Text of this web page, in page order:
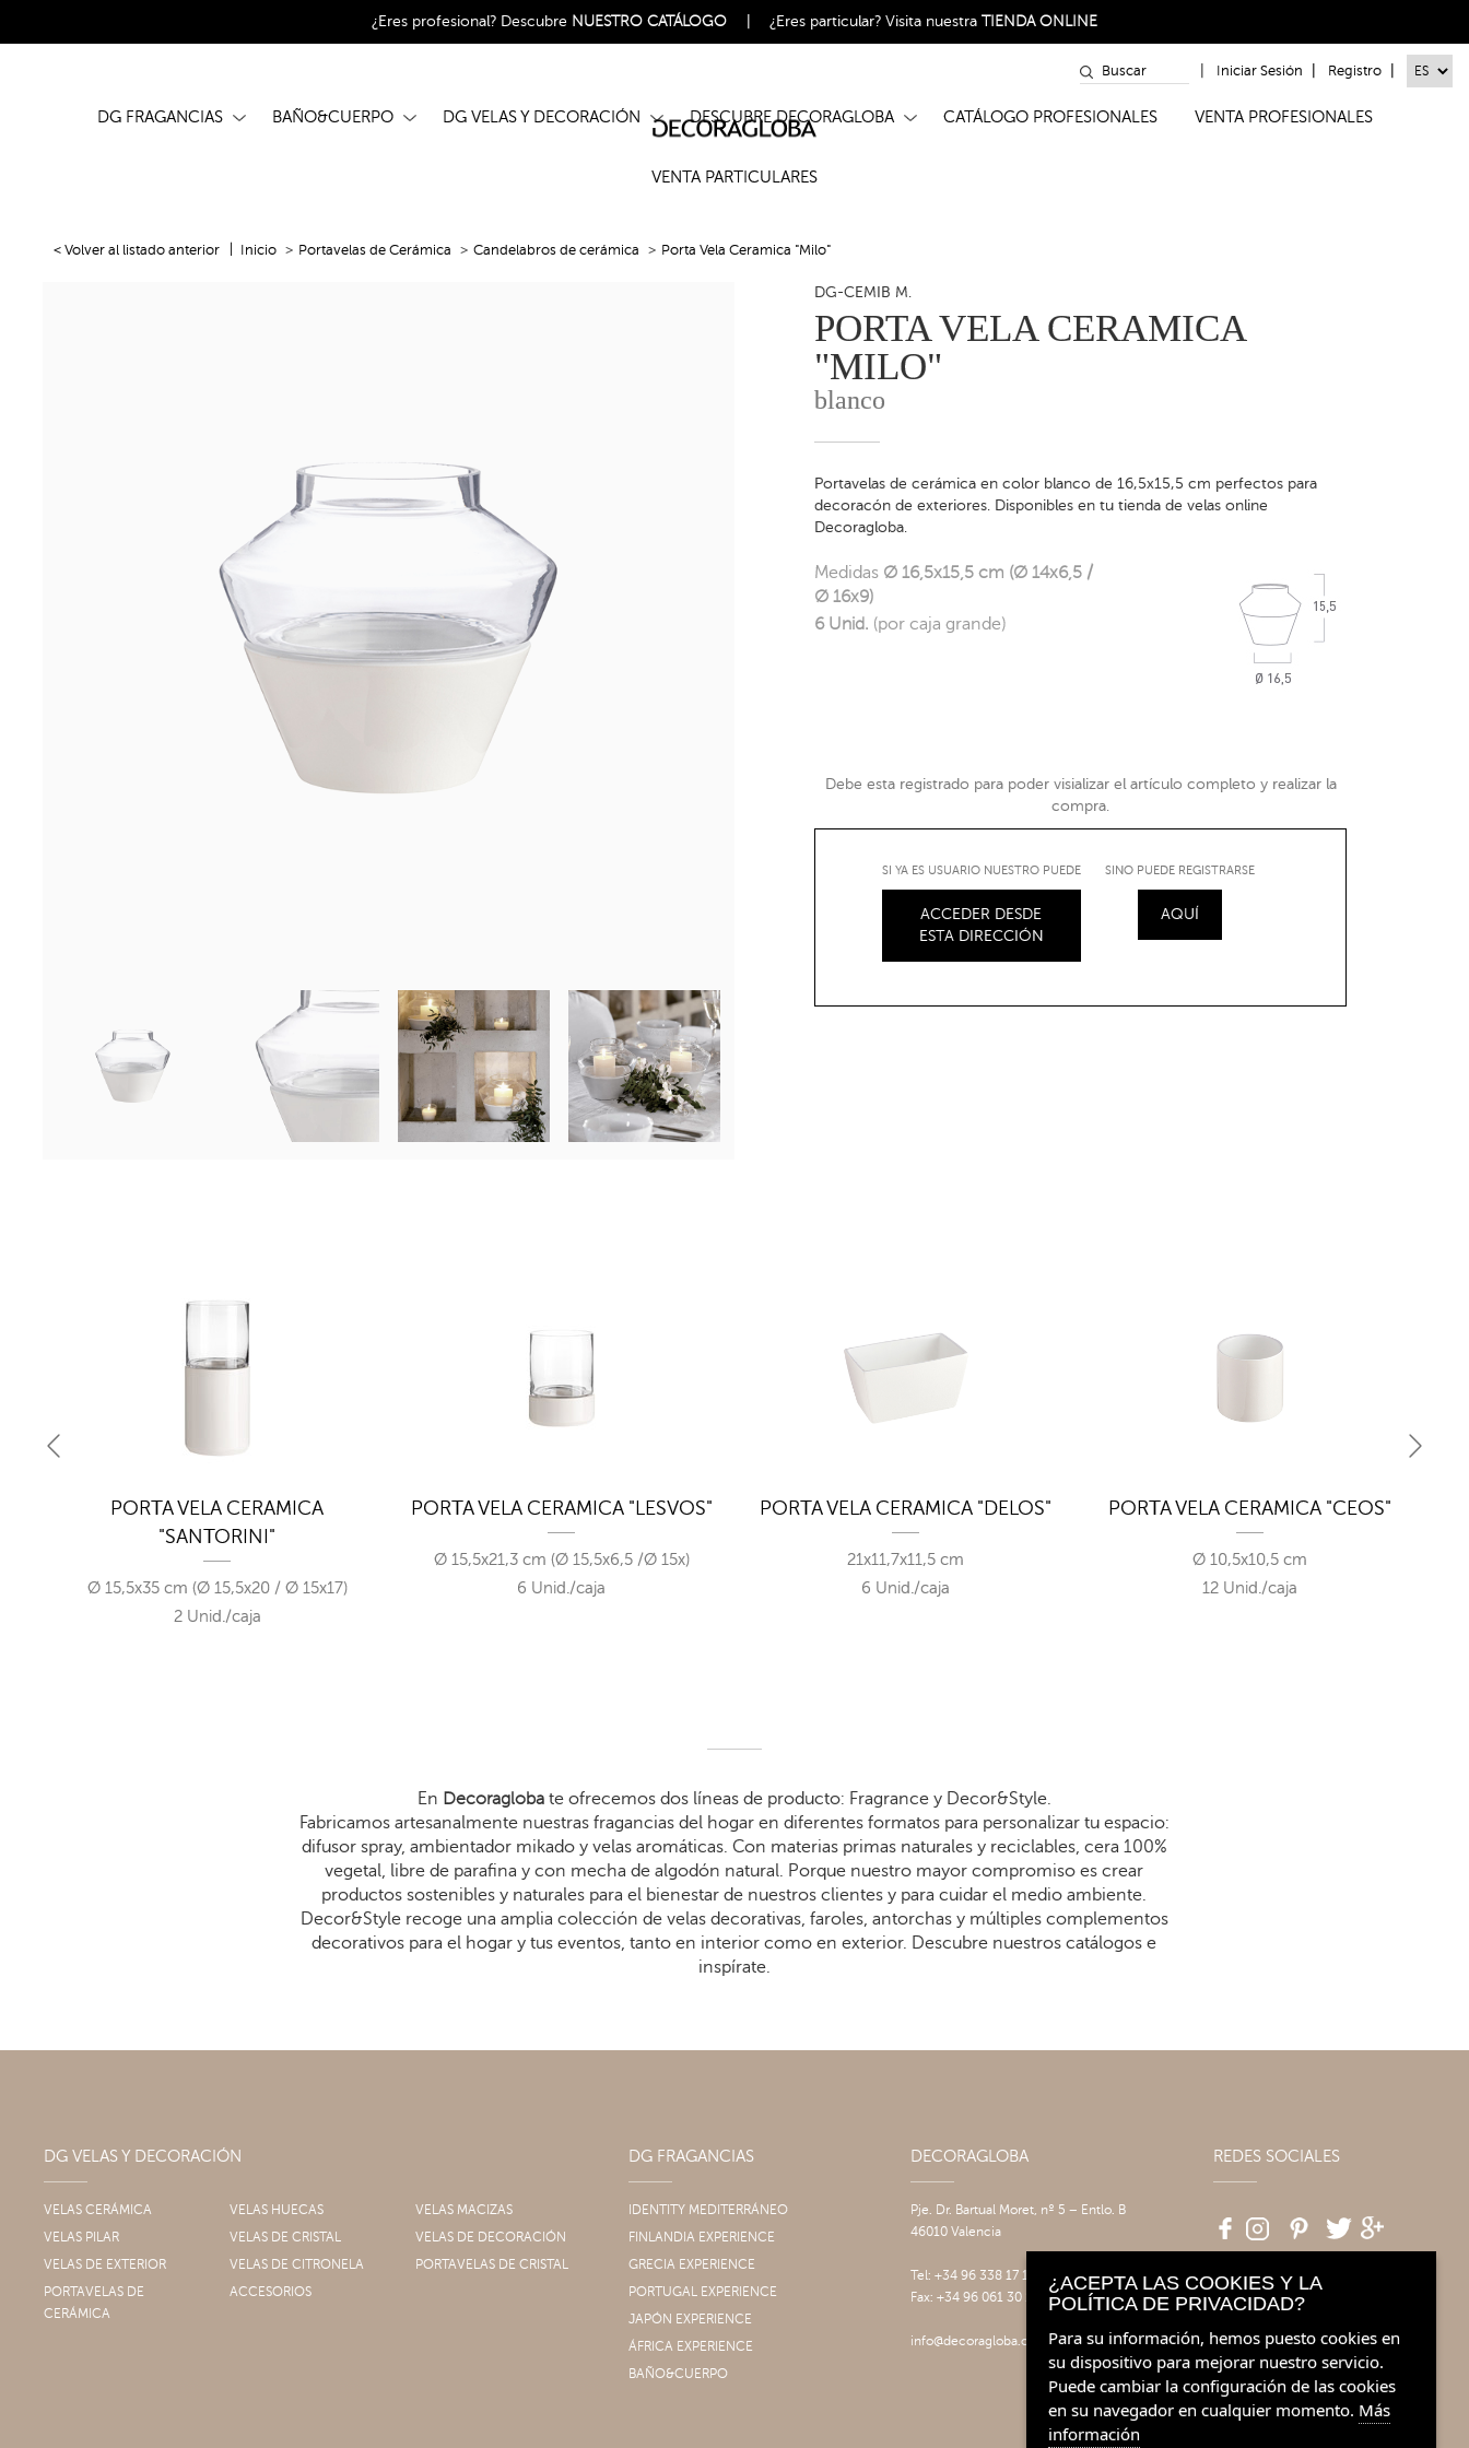
¿Eres profesional? Descubre NUESTRO CATÁLOGO ¿Eres particular?Visita nuestraTIENDA ONLINE
Iniciar Sesión Registro
DG FRAGANCIAS BAÑO&CUERPO DG VELAS Y DECORACIÓN DESCUBRE DECORAGLOBA CATÁLOGO PROFESIONALES VENTA PROFESIONALES
VENTA PARTICULARES
< Volver al listado anterior Inicio Portavelas de Cerámica Candelabros de cerámica Porta Vela Ceramica "Milo"
DG-CEMIB M.
PORTA VELA CERAMICA
"MILO"
blanco
Portavelas de cerámica en color blanco de 16,5x15,5 cm perfectos para
decoracón de exteriores. Disponibles en tu tienda de velas online
Decoragloba.
Medidas Ø 16,5x15,5 cm (Ø 14x6,5 /
Ø 16x9)
6 Unid. (por caja grande)
Debe esta registrado para poder visializar el artículo completo y realizar la
compra.
SI YA ES USUARIO NUESTRO PUEDE
ACCEDER DESDE
ESTA DIRECCIÓN
SINO PUEDE REGISTRARSE
AQUÍ
PORTA VELA CERAMICA
"SANTORINI"
Ø 15,5x35 cm (Ø 15,5x20 / Ø 15x17)
2 Unid./caja
PORTA VELA CERAMICA "LESVOS"
Ø 15,5x21,3 cm (Ø 15,5x6,5 /Ø 15x)
6 Unid./caja
PORTA VELA CERAMICA "DELOS"
21x11,7x11,5 cm
6 Unid./caja
PORTA VELA CERAMICA "CEOS"
Ø 10,5x10,5 cm
12 Unid./caja
En Decoraglobate ofrecemos dos líneas de producto: Fragrance y Decor&Style.
Fabricamos artesanalmente nuestras fragancias del hogar en diferentes formatos para personalizar tu espacio:
difusor spray, ambientador mikado y velas aromáticas. Con materias primas naturales y reciclables, cera 100%
vegetal, libre de parafina y con mecha de algodón natural. Porque nuestro mayor compromiso es crear
productos sostenibles y naturales para el bienestar de nuestros clientes y para cuidar el medio ambiente.
Decor&Style recoge una amplia colección de velas decorativas, faroles, antorchas y múltiples complementos
decorativos para el hogar y tus eventos, tanto en interior como en exterior. Descubre nuestros catálogos e
inspírate.
DG VELAS Y DECORACIÓN
VELAS CERÁMICA VELAS HUECAS
VELAS MACIZAS
VELAS PILAR
VELAS DE CRISTAL
VELAS DE DECORACIÓN
VELAS DE EXTERIOR
VELAS DE CITRONELA
PORTAVELAS DE CRISTAL
PORTAVELAS DE
CERÁMICA
ACCESORIOS
DG FRAGANCIAS
IDENTITY MEDITERRÁNEO
FINLANDIA EXPERIENCE
GRECIA EXPERIENCE
PORTUGAL EXPERIENCE
JAPÓN EXPERIENCE
ÁFRICA EXPERIENCE
BAÑO&CUERPO
DECORAGLOBA
Pje. Dr. Bartual Moret, nº 5 – Entlo. B
46010 Valencia
Tel: +34 96 338 17 17
Fax: +34 96 061 30 14
info@decoragloba.com
REDES SOCIALES
¿ACEPTA LAS COOKIES Y LA
POLÍTICA DE PRIVACIDAD?
Para su información, hemos puesto cookies en
su dispositivo para mejorar nuestro servicio.
Puede cambiar la configuración de las cookies
en su navegador en cualquier momento. Más
información